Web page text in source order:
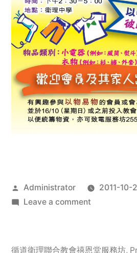
Posted
by
Administrator 2011-10-
Leave a commenton
服
循道衛理聯合教會禧恩堂服務坊,